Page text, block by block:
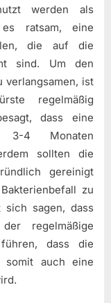
werden als
ratsam, eine
die auf die
sind. Um den
verlangsamen, ist
regelmäßig
dass eine
3-4 Monaten
sollten die
gereinigt
zu
sich sagen, dass
regelmäßige
dass die
somit auch eine